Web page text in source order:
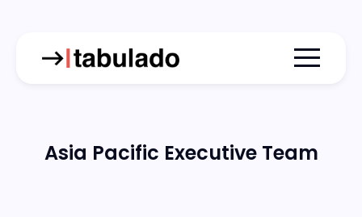
Menu
Asia Pacific Executive Team